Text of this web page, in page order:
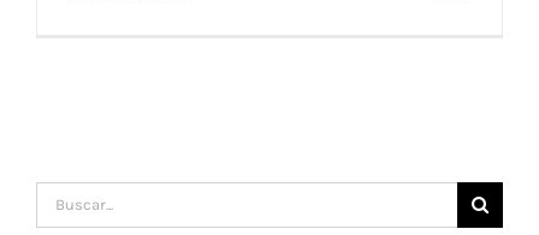
Buscar: